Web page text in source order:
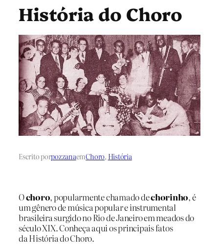
História do Choro
Escrito porpozzanaemChoro, História
Ochoro, popularmente chamado dechorinho, é
um gênero de música popular e instrumental
brasileira surgido no Rio de Janeiro em meados do
século XIX. Conheça aqui os principais fatos
da História do Choro.